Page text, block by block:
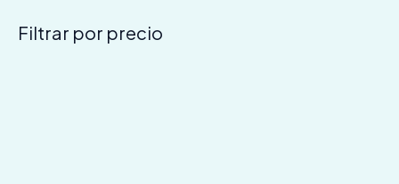
Filtrar por precio